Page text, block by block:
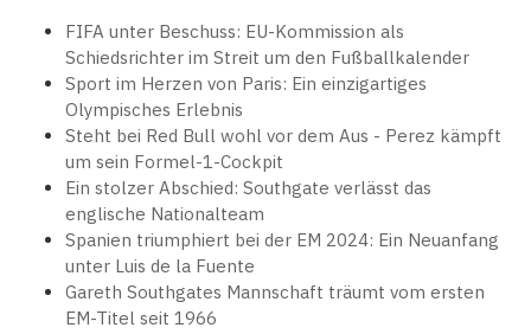
FIFA unter Beschuss: EU-Kommission als
Schiedsrichter im Streit um den Fußballkalender
Sport im Herzen von Paris: Ein einzigartiges
Olympisches Erlebnis
Steht bei Red Bull wohl vor dem Aus - Perez kämpft
um sein Formel-1-Cockpit
Ein stolzer Abschied: Southgate verlässt das
englische Nationalteam
Spanien triumphiert bei der EM 2024: Ein Neuanfang
unter Luis de la Fuente
Gareth Southgates Mannschaft träumt vom ersten
EM-Titel seit 1966